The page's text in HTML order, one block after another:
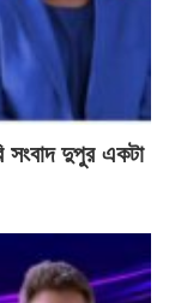
দুপুর একটা